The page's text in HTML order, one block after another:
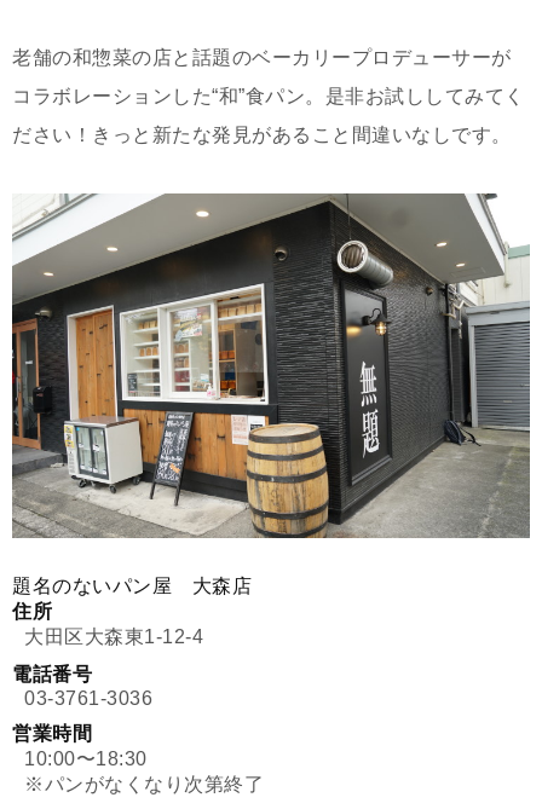
老舗の和惣菜の店と話題のベーカリープロデューサーが
コラボレーションした“和”食パン。是非お試ししてみてく
ださい！きっと新たな発見があること間違いなしです。
題名のないパン屋 大森店
住所
大田区大森東1-12-4
電話番号
03-3761-3036
営業時間
10:00〜18:30
※パンがなくなり次第終了